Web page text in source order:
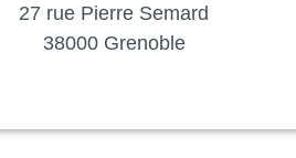
27 rue Pierre Semard
38000 Grenoble